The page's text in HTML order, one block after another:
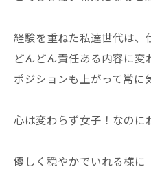
経験を重ねた私達世代は、
どんどん責任ある内容に変
ポジションも上がって常に
心は変わらず女子！なのに
優しく穏やかでいれる様に